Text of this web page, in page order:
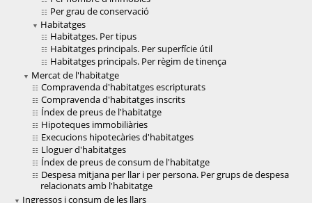
Per grau de conservació
Habitatges
Habitatges. Per tipus
Habitatges principals. Per superfície útil
Habitatges principals. Per règim de tinença
Mercat de l'habitatge
Compravenda d'habitatges escripturats
Compravenda d'habitatges inscrits
Índex de preus de l'habitatge
Hipoteques immobiliàries
Execucions hipotecàries d'habitatges
Lloguer d'habitatges
Índex de preus de consum de l'habitatge
Despesa mitjana per llar i per persona. Per grups de despesa
relacionats amb l'habitatge
Ingressos i consum de les llars